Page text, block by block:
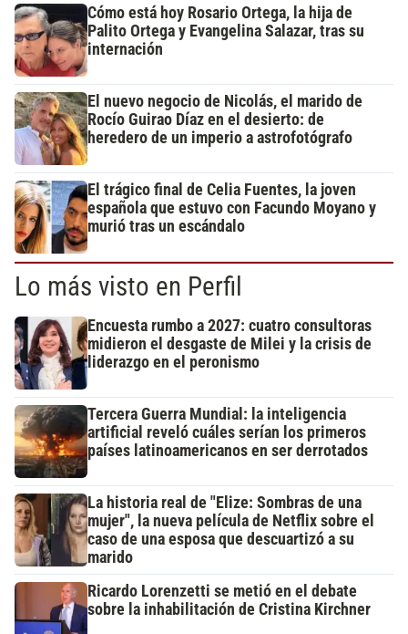
Cómo está hoy Rosario Ortega, la hija de
Palito Ortega y Evangelina Salazar, tras su
internación
El nuevo negocio de Nicolás, el marido de
Rocío Guirao Díaz en el desierto: de
heredero de un imperio a astrofotógrafo
El trágico final de Celia Fuentes, la joven
española que estuvo con Facundo Moyano y
murió tras un escándalo
Lo más visto en Perfil
Encuesta rumbo a 2027: cuatro consultoras
midieron el desgaste de Milei y la crisis de
liderazgo en el peronismo
Tercera Guerra Mundial: la inteligencia
artificial reveló cuáles serían los primeros
países latinoamericanos en ser derrotados
La historia real de "Elize: Sombras de una
mujer", la nueva película de Netflix sobre el
caso de una esposa que descuartizó a su
marido
Ricardo Lorenzetti se metió en el debate
sobre la inhabilitación de Cristina Kirchner